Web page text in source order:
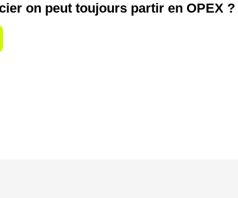
on peut toujours partir en OPEX ?